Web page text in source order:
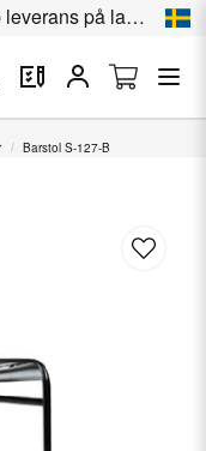
på lagervara
Barstol S-127-B